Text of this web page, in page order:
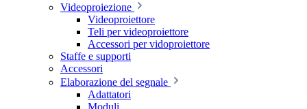
Videoproiezione
Videoproiettore
Teli per videoproiettore
Accessori per vidoproiettore
Staffe e supporti
Accessori
Elaborazione del segnale
Adattatori
Moduli